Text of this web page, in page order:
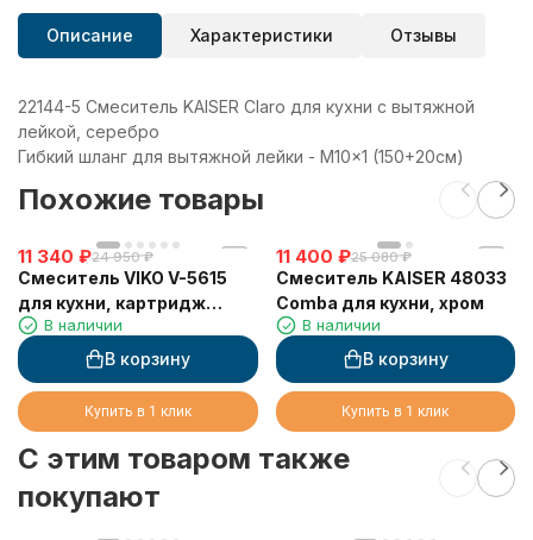
Описание Характеристики Отзывы
22144-5 Смеситель KAISER Claro для кухни с вытяжной
лейкой, серебро
Гибкий шланг для вытяжной лейки - M10x1 (150+20см)
Похожие товары
11 340 ₽24 950 ₽
Смеситель VIKO V-5615
для кухни, картридж
Ф35мм, с гибким черным
изливом, под фильтр,
Silver
В наличии
В корзину
Купить в 1 клик
11 400 ₽25 080 ₽
Смеситель KAISER 48033
Comba для кухни, хром
В наличии
В корзину
Купить в 1 клик
C этим товаром также
покупают